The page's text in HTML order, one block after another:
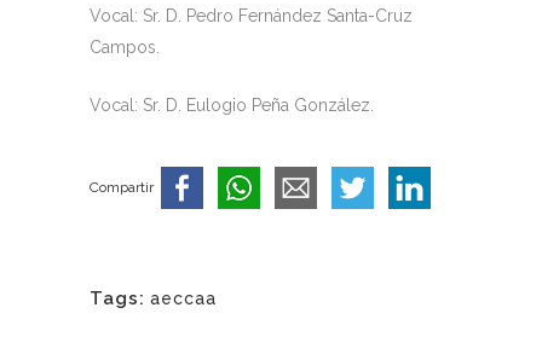
Vocal: Sr. D. Pedro Fernández Santa-Cruz
Campos.
Vocal: Sr. D. Eulogio Peña González.
Compartir
Tags: aeccaa